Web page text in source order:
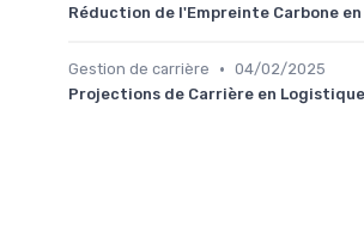
Réduction de l'Empreinte Carbone
Gestion de carrière • 04/02/2025
Projections de Carrière en